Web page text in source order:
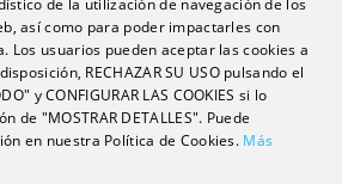
universitaria
con nosotros
Contacto
de la utilización de navegación de los
así como para poder impactarles con
Los usuarios pueden aceptar las cookies a
RECHAZAR SU USO pulsando el
y CONFIGURAR LAS COOKIES si lo
de "MOSTRAR DETALLES". Puede
en nuestra Política de Cookies. Más